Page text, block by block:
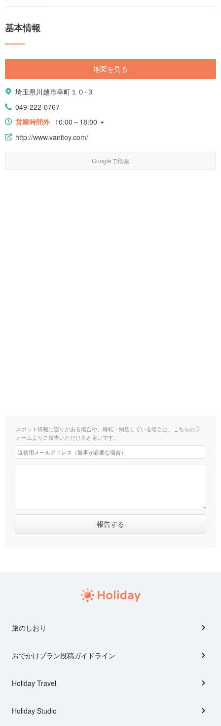
基本情報
地図を見る
埼玉県川越市幸町１０-３
049-222-0767
営業時間外 10:00～18:00
http://www.vanitoy.com/
Googleで検索
スポット情報に誤りがある場合や、移転・閉店している場合は、こちらのフ
ォームよりご報告いただけると幸いです。
旅のしおり
おでかけプラン投稿ガイドライン
Holiday Travel
Holiday Studio